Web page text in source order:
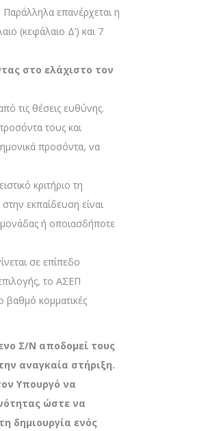
επανέρχεται η
(κεφάλαιο Δ’) και 7
στο ελάχιστο τον
τις θέσεις ευθύνης.
τους και
προσόντα, να
κριτήριο τη
εκπαίδευση είναι
μονάδας ή οποιασδήποτε
σε επίπεδο
το ΑΣΕΠ
βαθμό κομματικές
Σ/Ν αποδομεί τους
αναγκαία στήριξη.
Υπουργό να
ώστε να
δημιουργία ενός